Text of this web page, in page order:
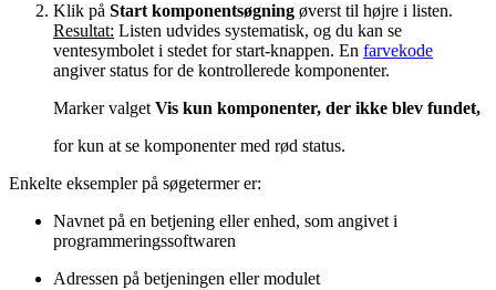
Klik på Start komponentsøgning øverst til højre i listen.
Resultat: Listen udvides systematisk, og du kan se
ventesymbolet i stedet for start-knappen. En farvekode
angiver status for de kontrollerede komponenter.
Marker valget Vis kun komponenter, der ikke blev fundet,
for kun at se komponenter med rød status.
Enkelte eksempler på søgetermer er:
Navnet på en betjening eller enhed, som angivet i
programmeringssoftwaren
Adressen på betjeningen eller modulet